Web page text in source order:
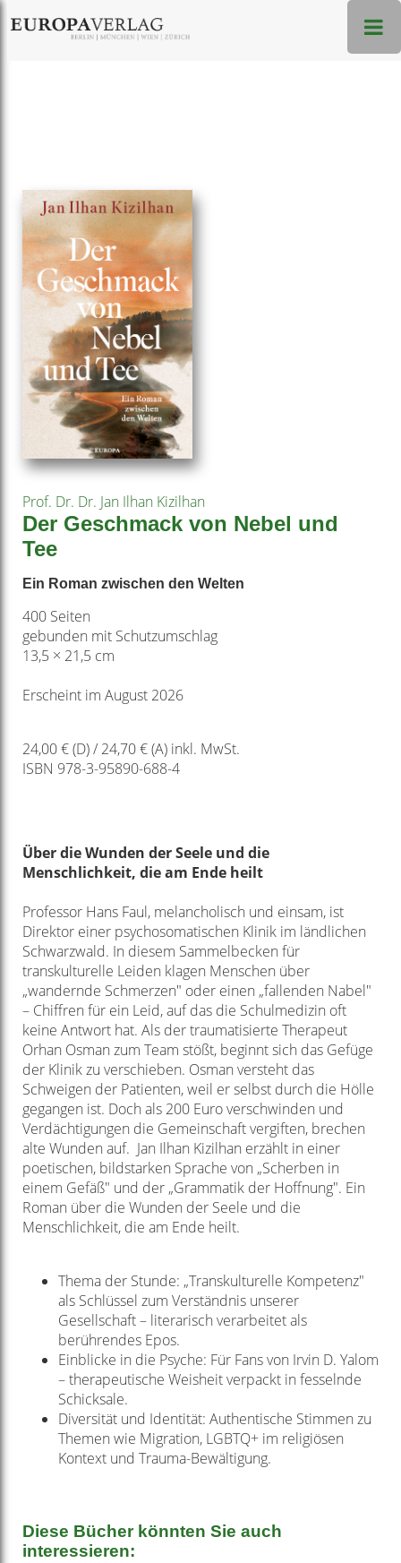
Prof. Dr. Dr. Jan Ilhan Kizilhan
Der Geschmack von Nebel und
Tee
Ein Roman zwischen den Welten
400 Seiten
gebunden mit Schutzumschlag
13,5 × 21,5 cm
Erscheint im August 2026
24,00 € (D) / 24,70 € (A) inkl. MwSt.
ISBN 978-3-95890-688-4
Über die Wunden der Seele und die
Menschlichkeit, die am Ende heilt
Professor Hans Faul, melancholisch und einsam, ist
Direktor einer psychosomatischen Klinik im ländlichen
Schwarzwald. In diesem Sammelbecken für
transkulturelle Leiden klagen Menschen über
„wandernde Schmerzen" oder einen „fallenden Nabel"
– Chiffren für ein Leid, auf das die Schulmedizin oft
keine Antwort hat. Als der traumatisierte Therapeut
Orhan Osman zum Team stößt, beginnt sich das Gefüge
der Klinik zu verschieben. Osman versteht das
Schweigen der Patienten, weil er selbst durch die Hölle
gegangen ist. Doch als 200 Euro verschwinden und
Verdächtigungen die Gemeinschaft vergiften, brechen
alte Wunden auf. Jan Ilhan Kizilhan erzählt in einer
poetischen, bildstarken Sprache von „Scherben in
einem Gefäß" und der „Grammatik der Hoffnung". Ein
Roman über die Wunden der Seele und die
Menschlichkeit, die am Ende heilt.
Thema der Stunde: „Transkulturelle Kompetenz"
als Schlüssel zum Verständnis unserer
Gesellschaft – literarisch verarbeitet als
berührendes Epos.
Einblicke in die Psyche: Für Fans von Irvin D. Yalom
– therapeutische Weisheit verpackt in fesselnde
Schicksale.
Diversität und Identität: Authentische Stimmen zu
Themen wie Migration, LGBTQ+ im religiösen
Kontext und Trauma-Bewältigung.
Diese Bücher könnten Sie auch
interessieren: